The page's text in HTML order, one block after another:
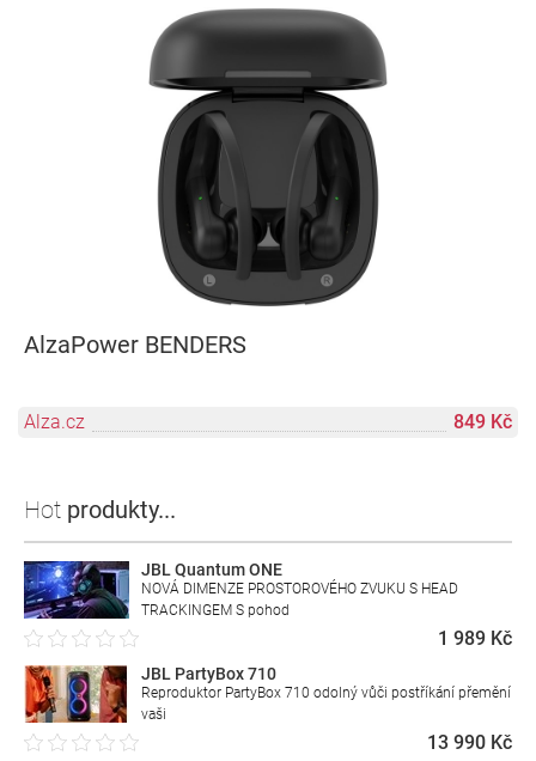
AlzaPower BENDERS
Alza.cz 849 Kč
Hot produkty...
JBL Quantum ONE
NOVÁ DIMENZE PROSTOROVÉHO ZVUKU S HEAD
TRACKINGEM S pohod
1 989 Kč
JBL PartyBox 710
Reproduktor PartyBox 710 odolný vůči postříkání přemění
vaši
13 990 Kč